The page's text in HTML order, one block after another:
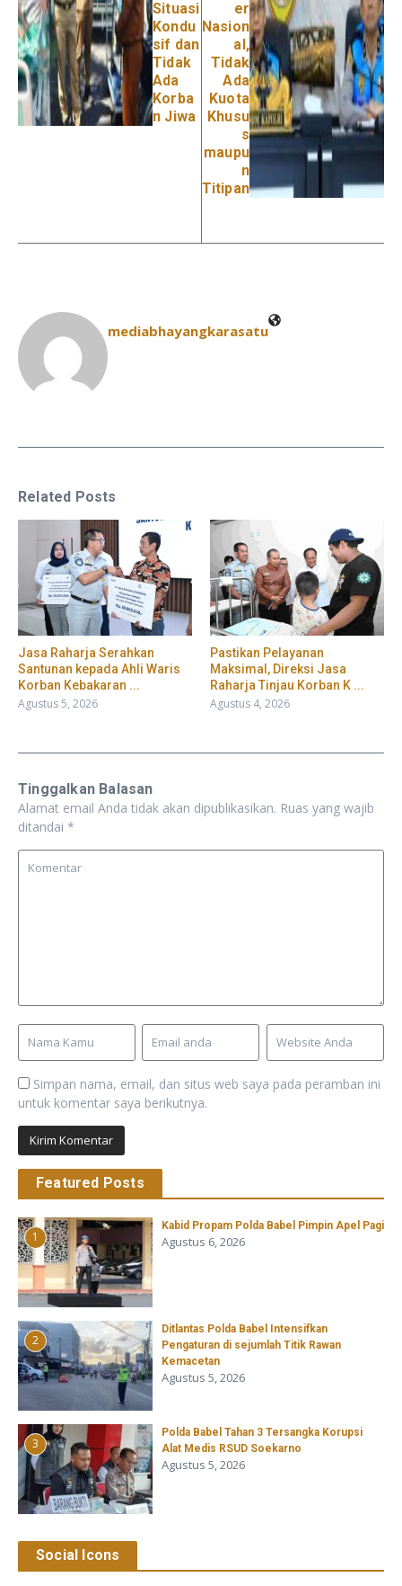
Situasi
Kondu
sif dan
Tidak
Ada
Korba
n Jiwa
er
Nasion
al,
Tidak
Ada
Kuota
Khusu
s
maupu
n
Titipan
mediabhayangkarasatu
Related Posts
Jasa Raharja Serahkan
Santunan kepada Ahli Waris
Korban Kebakaran ...
Agustus 5, 2026
Pastikan Pelayanan
Maksimal, Direksi Jasa
Raharja Tinjau Korban K ...
Agustus 4, 2026
Tinggalkan Balasan
Alamat email Anda tidak akan dipublikasikan. Ruas yang wajib
ditandai *
Simpan nama, email, dan situs web saya pada peramban ini
untuk komentar saya berikutnya.
Featured Posts
1
Kabid Propam Polda Babel Pimpin Apel Pagi
Agustus 6, 2026
2
Ditlantas Polda Babel Intensifkan
Pengaturan di sejumlah Titik Rawan
Kemacetan
Agustus 5, 2026
3
Polda Babel Tahan 3 Tersangka Korupsi
Alat Medis RSUD Soekarno
Agustus 5, 2026
Social Icons